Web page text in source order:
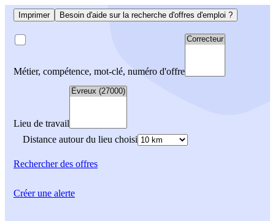
Imprimer Besoin d'aide sur la recherche d'offres d'emploi ?
Métier, compétence, mot-clé, numéro d'offre
Lieu de travail
Distance autour du lieu choisi
Rechercherdes offres
Créer une alerte